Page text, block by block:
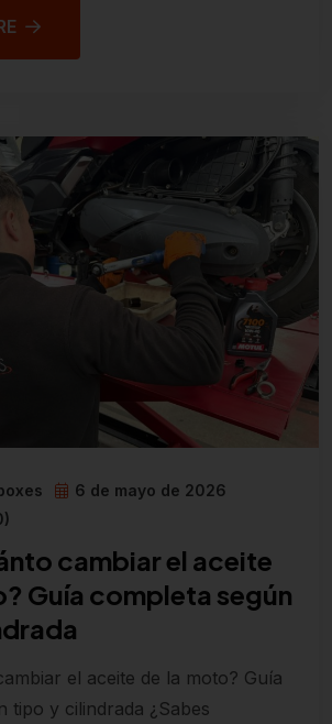
6 de mayo de 2026
cambiar el aceite
Guía completa según
el aceite de la moto? Guía
tipo y cilindrada ¿Sabes